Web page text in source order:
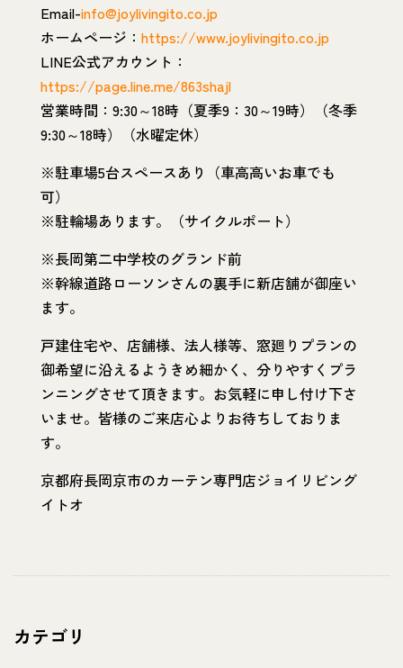
カテゴリ
Email-info@joylivingito.co.jp
ホームページ： https://www.joylivingito.co.jp
LINE公式アカウント：
https://page.line.me/863shajl
営業時間：9:30～18時（夏季9：30～19時）（冬季
9:30～18時）（水曜定休）
※駐車場5台スペースあり（車高高いお車でも
可）
※駐輪場あります。（サイクルポート）
※長岡第二中学校のグランド前
※幹線道路ローソンさんの裏手に新店舗が御座い
ます。
戸建住宅や、店舗様、法人様等、窓廻りプランの
御希望に沿えるようきめ細かく、分りやすくプラ
ンニングさせて頂きます。お気軽に申し付け下さ
いませ。皆様のご来店心よりお待ちしておりま
す。
京都府長岡京市のカーテン専門店ジョイリビング
イトオ